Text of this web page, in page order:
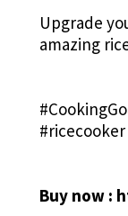
Upgrade
amazing
#ricecooker
Buy now :